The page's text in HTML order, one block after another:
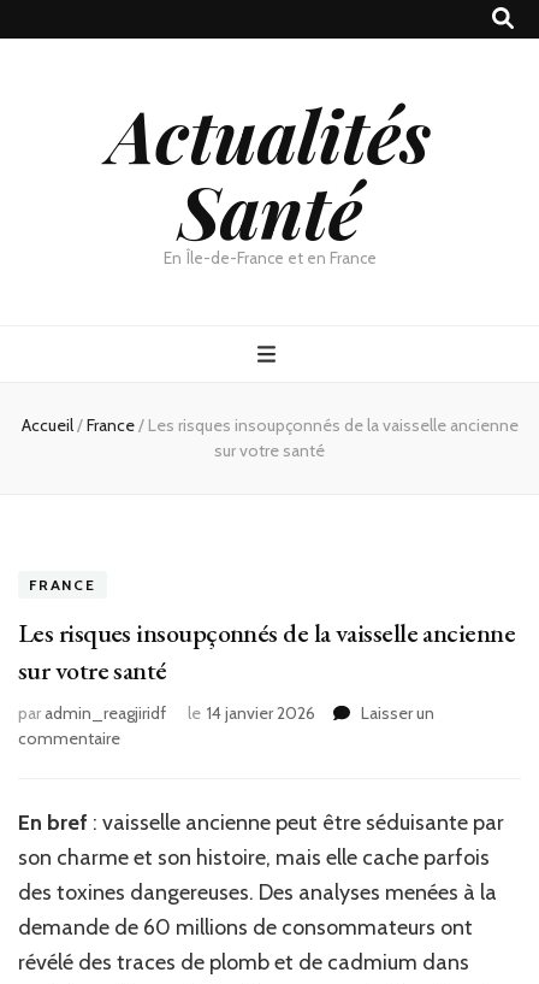
Actualités
Santé
En Île-de-France et en France
Accueil/France/ Les risques insoupçonnés de la vaisselle ancienne
sur votre santé
FRANCE
Les risques insoupçonnés de la vaisselle ancienne
sur votre santé
paradmin_reagjiridf le 14 janvier 2026
Laisser un
commentairesur
insoupçonnés
la
vaisselle
ancienne
sur
votre
En bref : vaisselle ancienne peut être séduisante par
son charme et son histoire, mais elle cache parfois
des toxines dangereuses. Des analyses menées à la
demande de 60 millions de consommateurs ont
révélé des traces de plomb et de cadmium dans